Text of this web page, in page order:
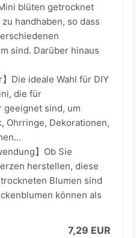
blüten getrocknet
handhaben, so dass
sind. Darüber hinaus
Die ideale Wahl für DIY
die für
sind, um
Ohrringe, Dekorationen,
】Ob Sie
herstellen, diese
Blumen sind
können als
7,29 EUR